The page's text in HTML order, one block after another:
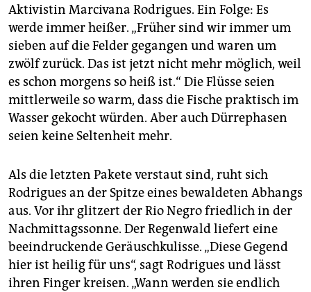
Aktivistin Marcivana Rodrigues. Ein Folge: Es
werde immer heißer. „Früher sind wir immer um
sieben auf die Felder gegangen und waren um
zwölf zurück. Das ist jetzt nicht mehr möglich, weil
es schon morgens so heiß ist.“ Die Flüsse seien
mittlerweile so warm, dass die Fische praktisch im
Wasser gekocht würden. Aber auch Dürrephasen
seien keine Seltenheit mehr.
Als die letzten Pakete verstaut sind, ruht sich
Rodrigues an der Spitze eines bewaldeten Abhangs
aus. Vor ihr glitzert der Rio Negro friedlich in der
Nachmittagssonne. Der Regenwald liefert eine
beeindruckende Geräuschkulisse. „Diese Gegend
hier ist heilig für uns“, sagt Rodrigues und lässt
ihren Finger kreisen. „Wann werden sie endlich